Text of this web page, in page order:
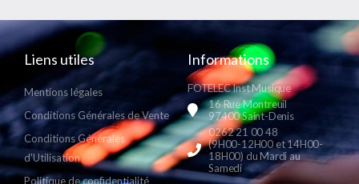
Liens utiles
Mentions légales
Conditions Générales de Vente
Conditions Générales
d'Utilisation
Politique de confidentialité
Informations
FOTELEC Inst Musique
16 Rue Montreuil
97400 Saint-Denis
0262 21 00 48
(9H00-12H00 et 14H00-
18H00) du Mardi au
Samedi